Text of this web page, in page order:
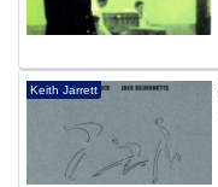
Keith Jarrett